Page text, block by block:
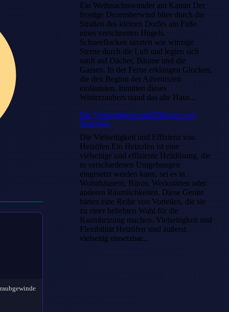
Ein Weihnachtswunder am Kamin Der
frostige Dezemberwind blies durch die
Straßen des kleinen Dorfes am Fuße
eines verschneiten Hügels.
Schneeflocken tanzten wie winzige
Sterne durch die Luft und legten sich
sanft auf Dächer, Bäume und die
Gassen. In der Ferne erklangen Glocken,
die den Beginn der Adventszeit
einläuteten. Inmitten dieses
Winterzaubers stand das alte Haus...
Die Vielseitigkeit und Effizienz von
Heizöfen
Die Vielseitigkeit und Effizienz von
Heizöfen Ein Heizofen ist eine
vielseitige und effiziente Heizlösung, die
in verschiedenen Umgebungen
eingesetzt werden kann, sei es in
Wohnhäusern, Büros, Werkstätten oder
anderen Räumlichkeiten. Diese Geräte
bieten eine Reihe von Vorteilen, die sie
zu einer beliebten Wahl für die
Raumheizung machen. Vielseitigkeit und
Flexibilität Heizöfen sind äußerst
vielseitig einsetzbar...